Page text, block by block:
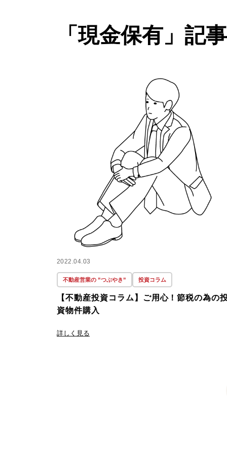
「現金保有」記
2022.04.03
不動産営業の ”つぶやき” 投資コラム
【不動産投資コラム】ご用心！節税の為の
資物件購入
詳しく見る